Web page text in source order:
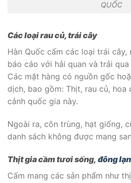
QUỐC
Các loại rau củ, trái cây
Hàn Quốc cấm các loại trái cây,
báo cáo với hải quan và trải
Các mặt hàng có nguồn gốc
dịch, bao gồm: Thịt, rau củ, hoa
cảnh quốc gia này.
Ngoài ra, côn trùng, hạt giống,
danh sách không được mang
Thịt gia cầm tươi sống, đông
Cấm mang các sản phẩm như